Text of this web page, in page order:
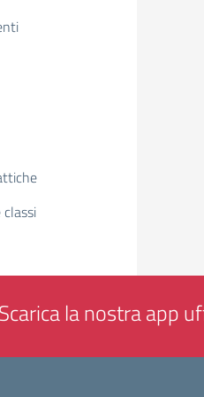
Scarica la nostra app